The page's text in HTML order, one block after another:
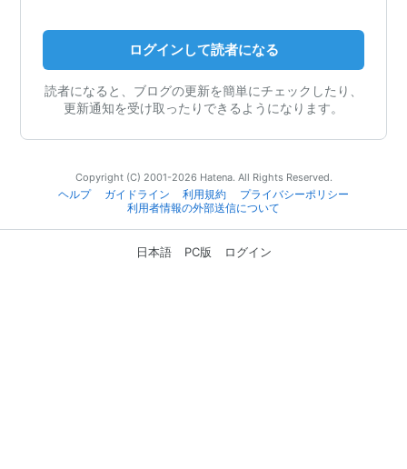
ログインして読者になる
読者になると、ブログの更新を簡単にチェックしたり、
更新通知を受け取ったりできるようになります。
Copyright (C) 2001-2026 Hatena. All Rights Reserved.
ヘルプ
ガイドライン 利用規約
プライバシーポリシー
利用者情報の外部送信について
日本語 PC版 ログイン